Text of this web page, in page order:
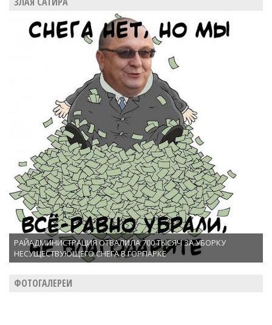
РАЙАДМИНИСТРАЦИЯ ОТВАЛИЛА 700 ТЫСЯЧ ЗА УБОРКУ
НЕСУЩЕСТВУЮЩЕГО СНЕГА В ГОРПАРКЕ
ФОТОГАЛЕРЕИ